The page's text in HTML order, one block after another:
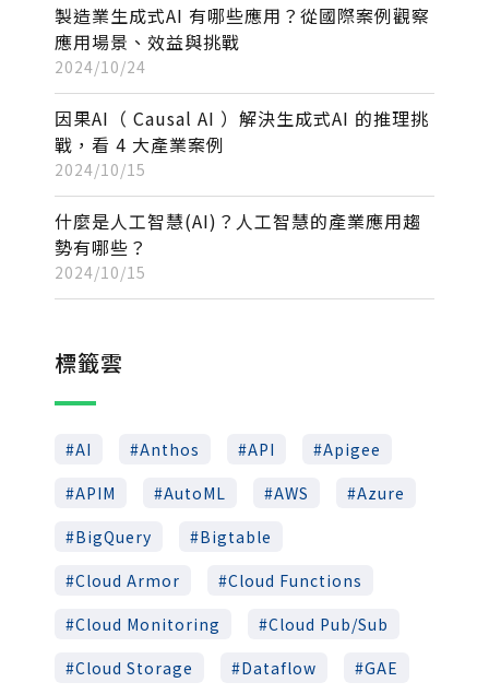
製造業生成式AI 有哪些應用？從國際案例觀察
應用場景、效益與挑戰
2024/10/24
因果AI（ Causal AI ）解決生成式AI 的推理挑
戰，看 4 大產業案例
2024/10/15
什麼是人工智慧(AI)？人工智慧的產業應用趨
勢有哪些？
2024/10/15
標籤雲
AI Anthos API
Apigee
APIM
AutoML AWS
Azure
BigQuery
Bigtable
Cloud Armor
Cloud Functions
Cloud Monitoring
Cloud Pub/Sub
Cloud Storage
Dataflow
GAE